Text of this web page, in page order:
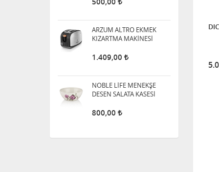
1.409,00
NOBLE LİFE MENEKŞE
DESEN SALATA KASESİ
800,00
AHTER SELÇUKLU
AYDINLATMA
1.000,00